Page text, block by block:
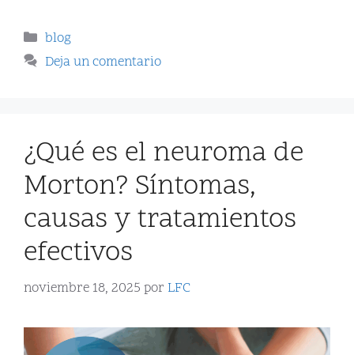
blog
Deja un comentario
¿Qué es el neuroma de
Morton? Síntomas,
causas y tratamientos
efectivos
noviembre 18, 2025 por LFC